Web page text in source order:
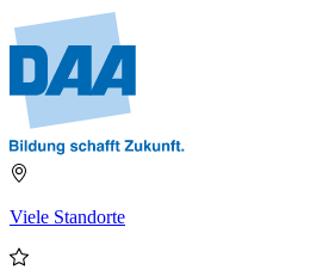
Viele Standorte